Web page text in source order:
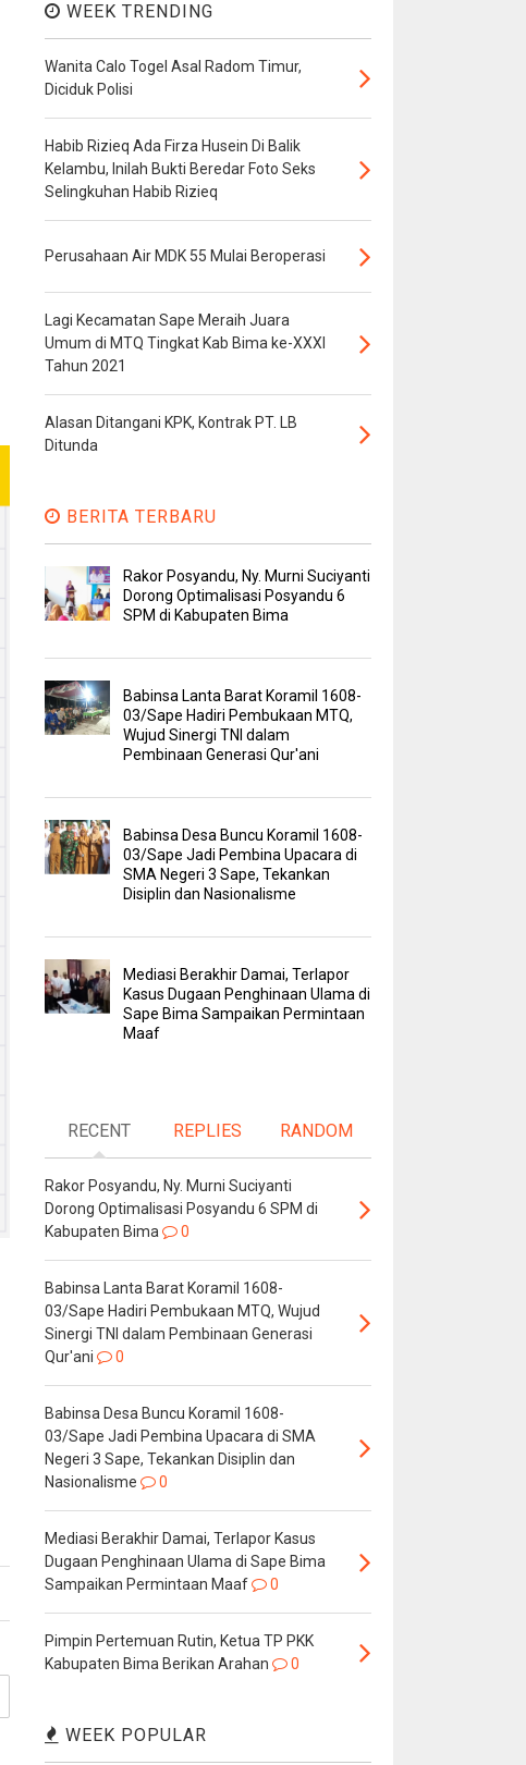
WEEK TRENDING
Wanita Calo Togel Asal Radom Timur,
Diciduk Polisi
Habib Rizieq Ada Firza Husein Di Balik
Kelambu, Inilah Bukti Beredar Foto Seks
Selingkuhan Habib Rizieq
Perusahaan Air MDK 55 Mulai Beroperasi
Lagi Kecamatan Sape Meraih Juara
Umum di MTQ Tingkat Kab Bima ke-XXXI
Tahun 2021
Alasan Ditangani KPK, Kontrak PT. LB
Ditunda
BERITA TERBARU
Rakor Posyandu, Ny. Murni Suciyanti
Dorong Optimalisasi Posyandu 6
SPM di Kabupaten Bima
Babinsa Lanta Barat Koramil 1608-
03/Sape Hadiri Pembukaan MTQ,
Wujud Sinergi TNI dalam
Pembinaan Generasi Qur'ani
Babinsa Desa Buncu Koramil 1608-
03/Sape Jadi Pembina Upacara di
SMA Negeri 3 Sape, Tekankan
Disiplin dan Nasionalisme
Mediasi Berakhir Damai, Terlapor
Kasus Dugaan Penghinaan Ulama di
Sape Bima Sampaikan Permintaan
Maaf
RECENT REPLIES RANDOM
Rakor Posyandu, Ny. Murni Suciyanti
Dorong Optimalisasi Posyandu 6 SPM di
Kabupaten Bima
0
Babinsa Lanta Barat Koramil 1608-
03/Sape Hadiri Pembukaan MTQ, Wujud
Sinergi TNI dalam Pembinaan Generasi
Qur'ani
0
Babinsa Desa Buncu Koramil 1608-
03/Sape Jadi Pembina Upacara di SMA
Negeri 3 Sape, Tekankan Disiplin dan
Nasionalisme
0
Mediasi Berakhir Damai, Terlapor Kasus
Dugaan Penghinaan Ulama di Sape Bima
Sampaikan Permintaan Maaf
0
Pimpin Pertemuan Rutin, Ketua TP PKK
Kabupaten Bima Berikan Arahan
0
WEEK POPULAR